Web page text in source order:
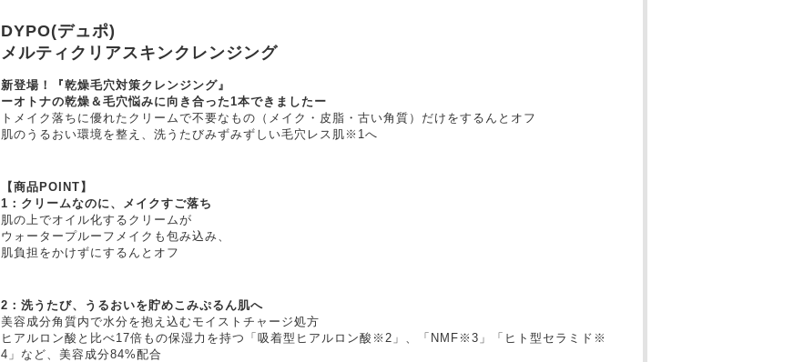
DYPO(デュポ)
メルティクリアスキンクレンジング
新登場！『乾燥毛穴対策クレンジング』
ーオトナの乾燥＆毛穴悩みに向き合った1本できましたー
トメイク落ちに優れたクリームで不要なもの（メイク・皮脂・古い角質）だけをするんとオフ
肌のうるおい環境を整え、洗うたびみずみずしい毛穴レス肌※1へ
【商品POINT】
1：クリームなのに、メイクすご落ち
肌の上でオイル化するクリームが
ウォータープルーフメイクも包み込み、
肌負担をかけずにするんとオフ
2：洗うたび、うるおいを貯めこみぷるん肌へ
美容成分角質内で水分を抱え込むモイストチャージ処方
ヒアルロン酸と比べ17倍もの保湿力を持つ「吸着型ヒアルロン酸※2」、「NMF※3」「ヒト型セラミド※
4」など、美容成分84%配合